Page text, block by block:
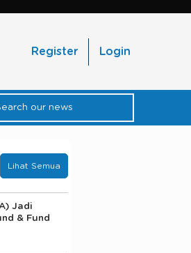
Register Login
Lihat Semua
Jadi
& Fund